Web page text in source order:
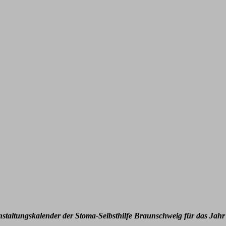
der Stoma-Selbsthilfe Braunschweig für das